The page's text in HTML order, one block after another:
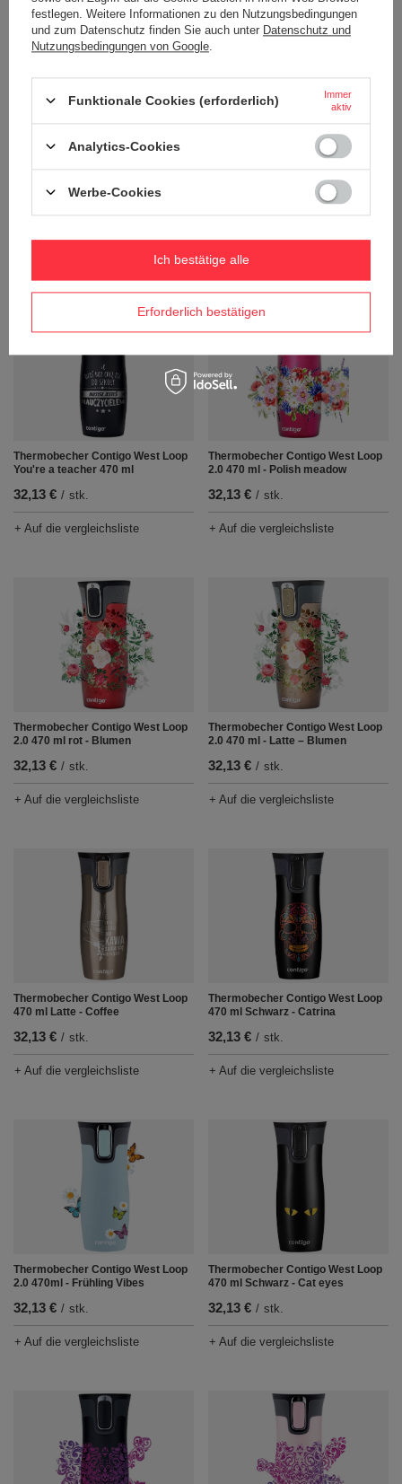
470 ml - Biscay Bay - Sun and
Great Mom 470 ml - pink
+ Auf die vergleichsliste
Thermobecher Contigo West Loop
You're a teacher 470 ml
32,13 € / stk.
+ Auf die vergleichsliste
Thermobecher Contigo West Loop
2.0 470 ml - Polish meadow
32,13 € / stk.
+ Auf die vergleichsliste
Thermobecher Contigo West Loop
2.0 470 ml rot - Blumen
32,13 € / stk.
+ Auf die vergleichsliste
Thermobecher Contigo West Loop
2.0 470 ml - Latte – Blumen
32,13 € / stk.
+ Auf die vergleichsliste
Thermobecher Contigo West Loop
470 ml Latte - Coffee
32,13 € / stk.
+ Auf die vergleichsliste
Thermobecher Contigo West Loop
470 ml Schwarz - Catrina
32,13 € / stk.
+ Auf die vergleichsliste
Thermobecher Contigo West Loop
2.0 470ml - Frühling Vibes
32,13 € / stk.
+ Auf die vergleichsliste
Thermobecher Contigo West Loop
470 ml Schwarz - Cat eyes
32,13 € / stk.
+ Auf die vergleichsliste
festlegen. Weitere Informationen zu den Nutzungsbedingungen
und zum Datenschutz finden Sie auch unter Datenschutz und
Nutzungsbedingungen von Google
Funktionale Cookies (erforderlich)
Immer
aktiv
Analytics-Cookies
Werbe-Cookies
Erforderlich bestätigen
Ich bestätige alle